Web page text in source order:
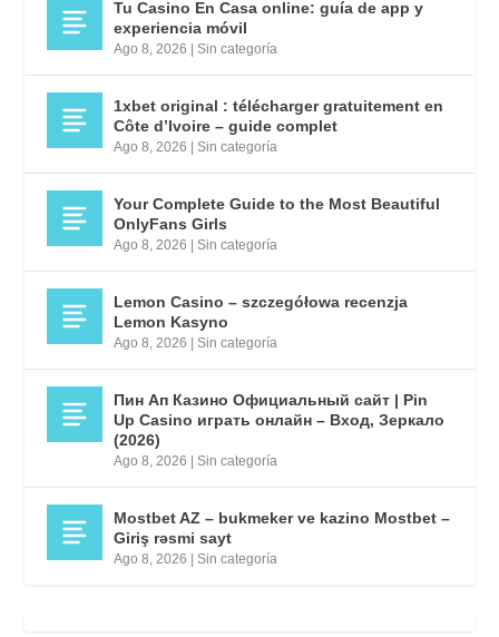
Tu Casino En Casa online: guía de app y
experiencia móvil
Ago 8, 2026 |Sin categoría
1xbet original : télécharger gratuitement en
Côte d’Ivoire – guide complet
Ago 8, 2026 |Sin categoría
Your Complete Guide to the Most Beautiful
OnlyFans Girls
Ago 8, 2026 |Sin categoría
Lemon Casino – szczegółowa recenzja
Lemon Kasyno
Ago 8, 2026 |Sin categoría
Пин Ап Казино Официальный сайт | Pin
Up Casino играть онлайн – Вход, Зеркало
(2026)
Ago 8, 2026 |Sin categoría
Mostbet AZ – bukmeker ve kazino Mostbet –
Giriş rəsmi sayt
Ago 8, 2026 |Sin categoría